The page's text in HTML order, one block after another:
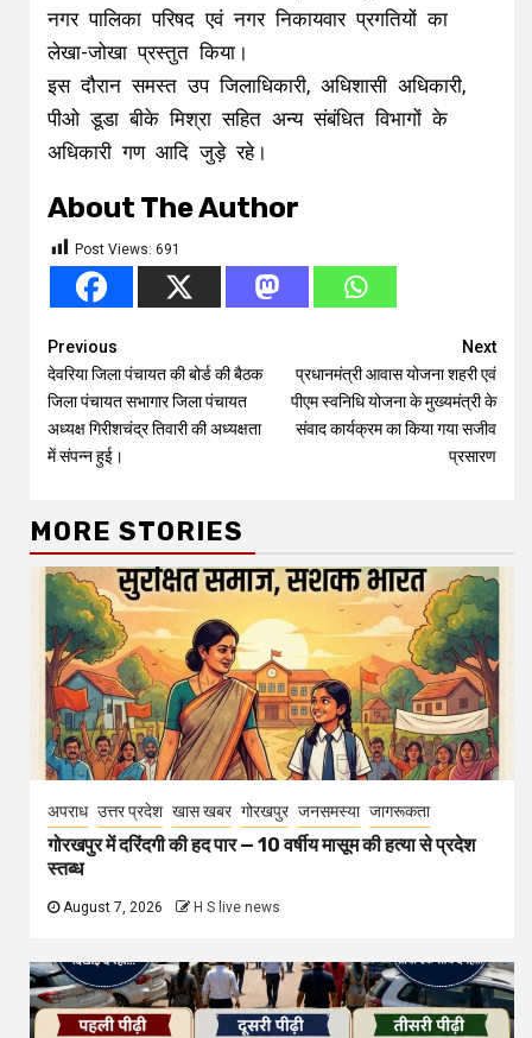
नगर पालिका परिषद एवं नगर निकायवार प्रगतियों का
लेखा-जोखा प्रस्तुत किया।
इस दौरान समस्त उप जिलाधिकारी, अधिशासी अधिकारी,
पीओ डूडा बीके मिश्रा सहित अन्य संबंधित विभागों के
अधिकारी गण आदि जुड़े रहे।
About The Author
Post Views: 691
Continue
Reading
Previous
देवरिया जिला पंचायत की बोर्ड की बैठक
जिला पंचायत सभागार जिला पंचायत
अध्यक्ष गिरीशचंद्र तिवारी की अध्यक्षता
में संपन्न हुई।
Next
प्रधानमंत्री आवास योजना शहरी एवं
पीएम स्वनिधि योजना के मुख्यमंत्री के
संवाद कार्यक्रम का किया गया सजीव
प्रसारण
MORE STORIES
अपराध उत्तर प्रदेश खास खबर गोरखपुर जनसमस्या जागरूकता
गोरखपुर में दरिंदगी की हद पार — 10 वर्षीय मासूम की हत्या से प्रदेश
स्तब्ध
August 7, 2026 H S live news